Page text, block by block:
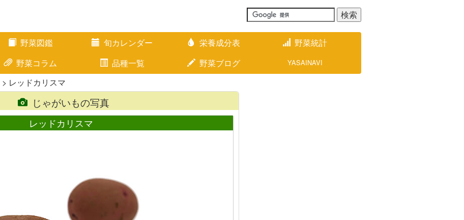
野菜図鑑 旬カレンダー 栄養成分表
野菜統計
野菜コラム 品種一覧 野菜ブログ YASAINAVI
> レッドカリスマ
じゃがいもの写真
レッドカリスマ